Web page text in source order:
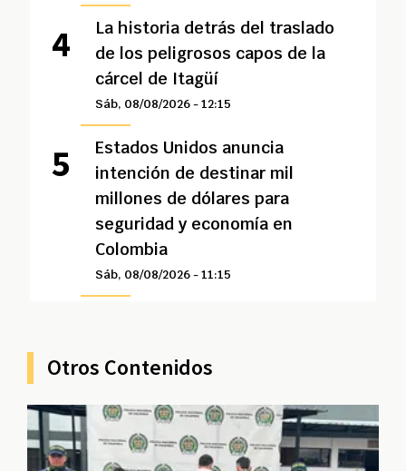
La historia detrás del traslado
de los peligrosos capos de la
cárcel de Itagüí
Sáb, 08/08/2026 - 12:15
Estados Unidos anuncia
intención de destinar mil
millones de dólares para
seguridad y economía en
Colombia
Sáb, 08/08/2026 - 11:15
Otros Contenidos